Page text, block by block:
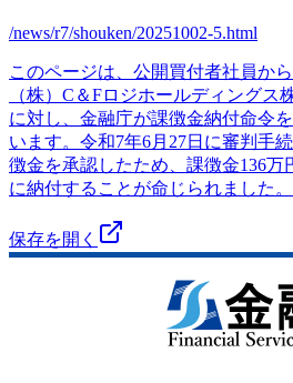
/news/r7/shouken/20251002-5.html
このページは、公開買付者社員か
（株）C＆Fロジホールディングス
に対し、金融庁が課徴金納付命令
います。令和7年6月27日に審判手
徴金を承認したため、課徴金136万
に納付することが命じられました。
保存を開く